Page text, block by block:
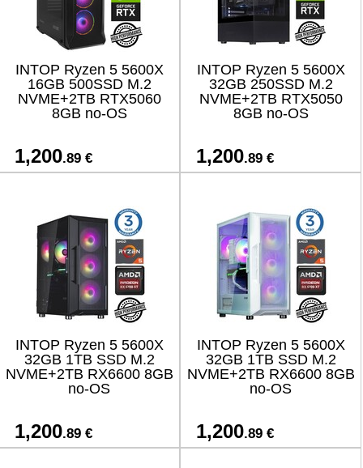
INTOP Ryzen 5 5600X
16GB 500SSD M.2
NVME+2TB RTX5060
8GB no-OS
1,200.89 €
INTOP Ryzen 5 5600X
32GB 250SSD M.2
NVME+2TB RTX5050
8GB no-OS
1,200.89 €
INTOP Ryzen 5 5600X
32GB 1TB SSD M.2
NVME+2TB RX6600 8GB
no-OS
1,200.89 €
INTOP Ryzen 5 5600X
32GB 1TB SSD M.2
NVME+2TB RX6600 8GB
no-OS
1,200.89 €